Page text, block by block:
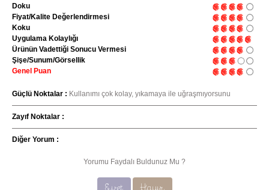
Doku
Fiyat/Kalite Değerlendirmesi
Koku
Uygulama Kolaylığı
Ürünün Vadettiği Sonucu Vermesi
Şişe/Sunum/Görsellik
Genel Puan
Güçlü Noktalar : Kullanımı çok kolay, yıkamaya ile uğraşmıyorsunu
Zayıf Noktalar :
Diğer Yorum :
Yorumu Faydalı Buldunuz Mu ?
Evet Hayır